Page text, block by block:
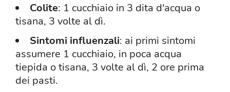
Colite: 1 cucchiaio in 3 dita d'acqua o
tisana, 3 volte al dì.
Sintomi influenzali: ai primi sintomi
assumere 1 cucchiaio, in poca acqua
tiepida o tisana, 3 volte al dì, 2 ore prima
dei pasti.